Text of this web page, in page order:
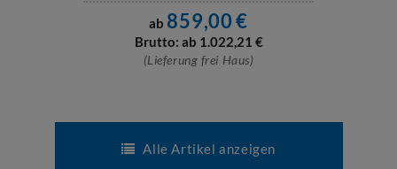
ab 859,00€
Brutto: ab 1.022,21 €
(Lieferung frei Haus)
Alle Artikel anzeigen